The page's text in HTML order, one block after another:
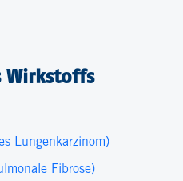
Wirkstoffs
Lungenkarzinom)
Fibrose)